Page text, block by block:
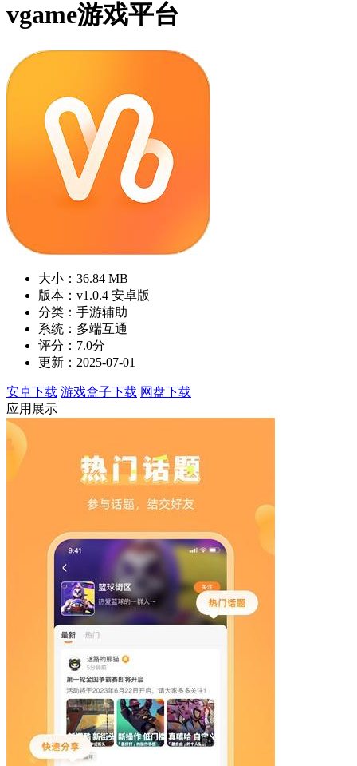
vgame游戏平台
大小：36.84 MB
版本：v1.0.4 安卓版
分类：手游辅助
系统：多端互通
评分：7.0分
更新：2025-07-01
安卓下载 游戏盒子下载 网盘下载
应用展示